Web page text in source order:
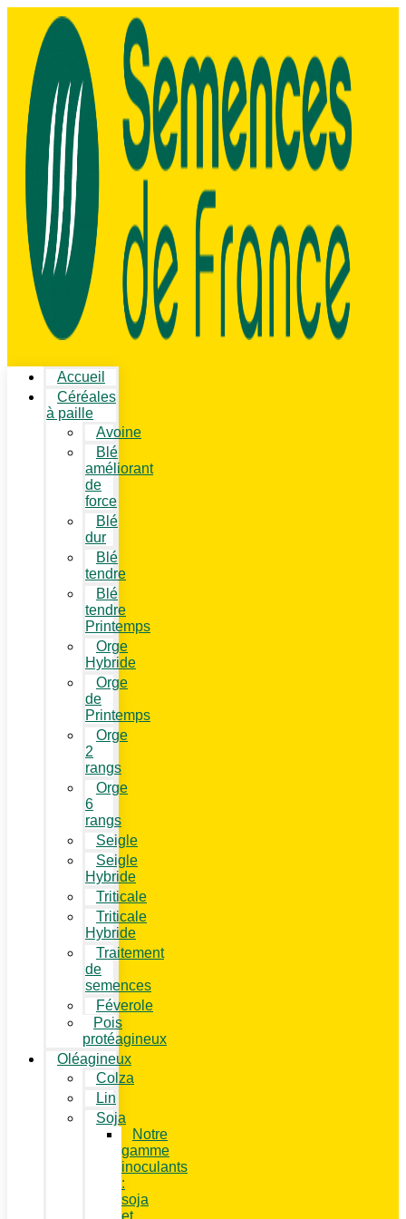
Accueil
Céréales
à paille
Avoine
Blé
améliorant
de
force
Blé
dur
Blé
tendre
Blé
tendre
Printemps
Orge
Hybride
Orge
de
Printemps
Orge
2
rangs
Orge
6
rangs
Seigle
Seigle
Hybride
Triticale
Triticale
Hybride
Traitement
de
semences
Féverole
Pois
protéagineux
Oléagineux
Colza
Lin
Soja
Notre
gamme
inoculants
:
soja
et